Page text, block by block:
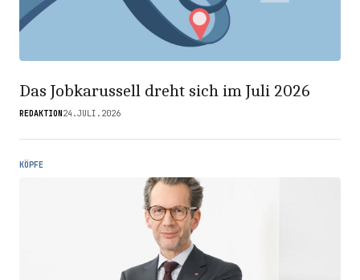
Das Jobkarussell dreht sich im Juli 2026
REDAKTION 24.JULI.2026
KÖPFE